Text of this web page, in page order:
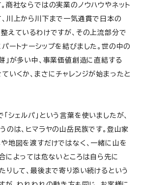
商社ならではの実業のノウハウやネット
川上から川下まで一気通貫で日本の
えているわけですが、その上流部分で
ートナーシップを結びました。世の中の
」が多い中、事業価値創造に直結する
いくか、まさにチャレンジが始まったと
シェルパ」という言葉を使いましたが、
のは、ヒマラヤの山岳民族です。登山家
地図を渡すだけではなく、一緒に山を
によっては危ないところは自ら先に
りして、最後まで寄り添い続けるという